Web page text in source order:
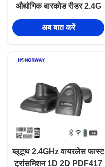
औद्योगिक बारकोड रीडर 2.4G
वाईफ़ाई ब्लूटूथ कॉर्डलेस DPM
हैंडहेल्ड बारकोड स्कैनर
अब बात करें
ब्लूटूथ 2.4GHz वायरलेस फास्ट
ट्रांसमिशन 1D 2D PDF417